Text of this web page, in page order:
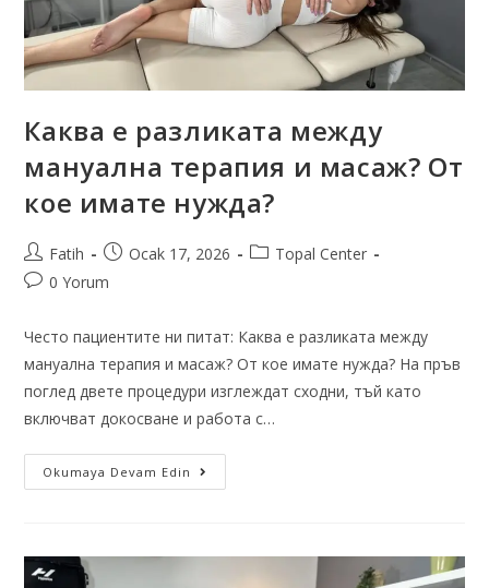
Каква е разликата между
мануална терапия и масаж? От
кое имате нужда?
Fatih Ocak 17, 2026
Topal Center
0 Yorum
Често пациентите ни питат: Каква е разликата между
мануална терапия и масаж? От кое имате нужда? На пръв
поглед двете процедури изглеждат сходни, тъй като
включват докосване и работа с…
Okumaya Devam Edin